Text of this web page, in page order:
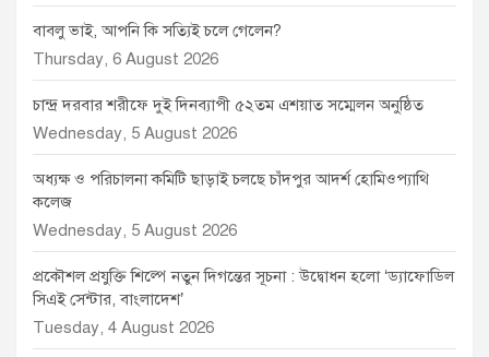
বাবলু ভাই, আপনি কি সত্যিই চলে গেলেন?
Thursday, 6 August 2026
চান্দ্র দরবার শরীফে দুই দিনব্যাপী ৫২তম এশয়াত সম্মেলন অনুষ্ঠিত
Wednesday, 5 August 2026
অধ্যক্ষ ও পরিচালনা কমিটি ছাড়াই চলছে চাঁদপুর আদর্শ হোমিওপ্যাথি
কলেজ
Wednesday, 5 August 2026
প্রকৌশল প্রযুক্তি শিল্পে নতুন দিগন্তের সূচনা : উদ্বোধন হলো ‘ড্যাফোডিল
সিএই সেন্টার, বাংলাদেশ’
Tuesday, 4 August 2026